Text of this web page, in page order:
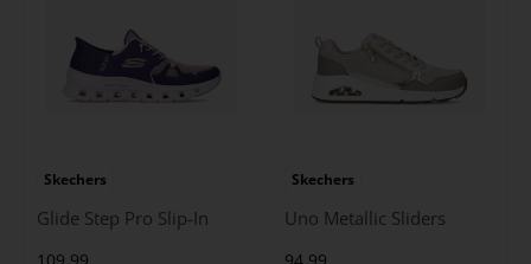
Skechers
Glide Step Pro Slip-In
Skechers
Uno Metallic Sliders